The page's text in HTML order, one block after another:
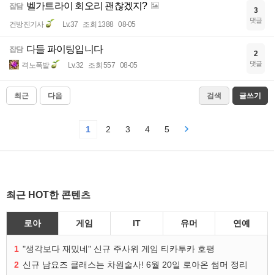
잡담 벨가트라이 회오리 괜찮겠지?
건방진기사 Lv.37 조회 1388 08-05
3
댓글
잡담 다들 파이팅입니다
격노폭발 Lv.32 조회 557 08-05
2
댓글
최근 다음 검색 글쓰기
1 2 3 4 5
최근 HOT한 콘텐츠
로아 게임 IT 유머 연예
1 "생각보다 재밌네" 신규 주사위 게임 티카투카 호평
2 신규 남요즈 클래스는 차원술사! 6월 20일 로아온 썸머 정리